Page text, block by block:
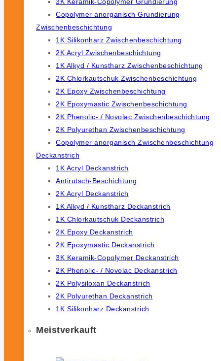
Copolymer anorganisch Grundierung
Zwischenbeschichtung
1K Silikonharz Zwischenbeschichtung
2K Acryl Zwischenbeschichtung
1K Alkyd / Kunstharz Zwischenbeschichtung
2K Chlorkautschuk Zwischenbeschichtung
2K Epoxy Zwischenbeschichtung
2K Epoxymastic Zwischenbeschichtung
2K Phenolic- / Novolac Zwischenbeschichtung
2K Polyurethan Zwischenbeschichtung
Copolymer anorganisch Zwischenbeschichtung
Deckanstrich
1K Acryl Deckanstrich
Antirutsch-Beschichtung
2K Acryl Deckanstrich
1K Alkyd / Kunstharz Deckanstrich
1K Chlorkautschuk Deckanstrich
2K Epoxy Deckanstrich
2K Epoxymastic Deckanstrich
3K Keramik-Copolymer Deckanstrich
2K Phenolic- / Novolac Deckanstrich
2K Polysiloxan Deckanstrich
2K Polyurethan Deckanstrich
1K Silikonharz Deckanstrich
Meistverkauft